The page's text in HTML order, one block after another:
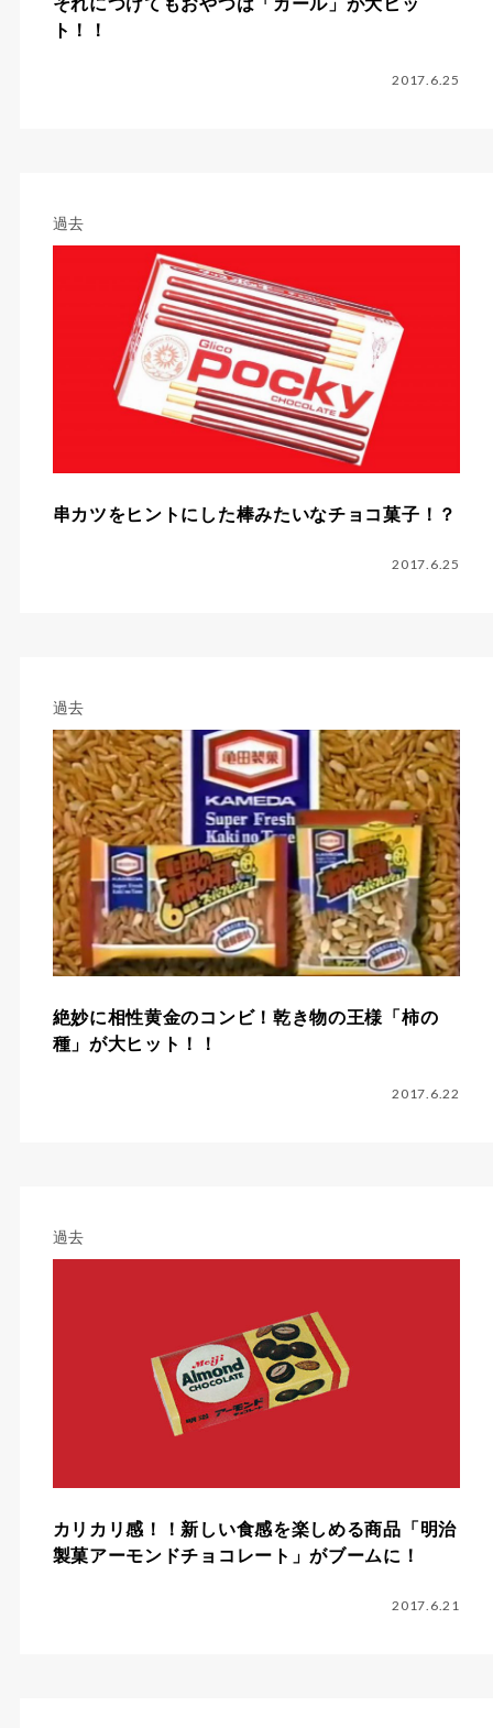
ト！！
2017.6.25
過去
串カツをヒントにした棒みたいなチョコ菓子！？
2017.6.25
過去
絶妙に相性黄金のコンビ！乾き物の王様「柿の
種」が大ヒット！！
2017.6.22
過去
カリカリ感！！新しい食感を楽しめる商品「明治
製菓アーモンドチョコレート」がブームに！
2017.6.21